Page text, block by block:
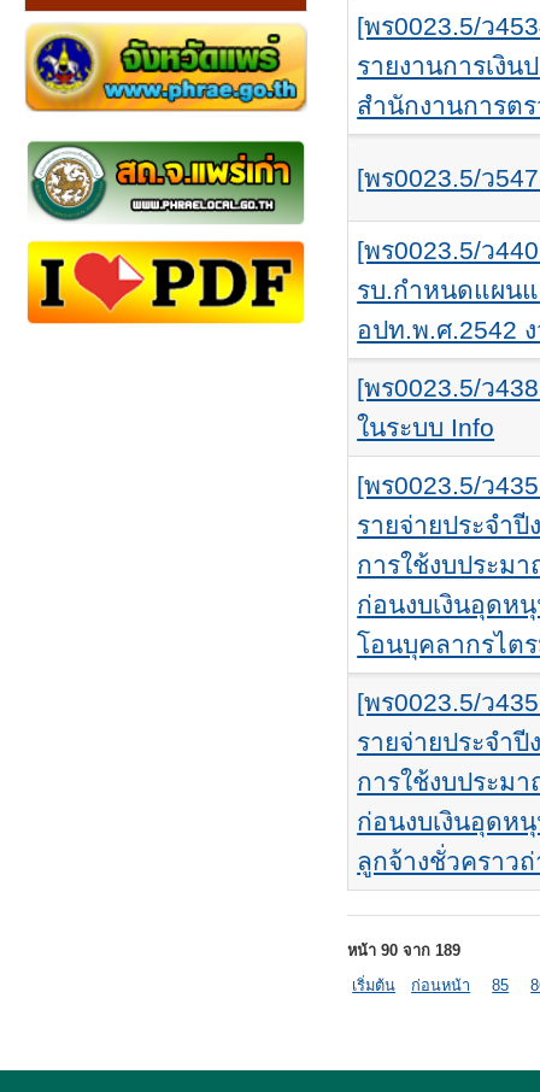
[พร0023.5/ว
รายงานการเงิ
สำนักงานการต
[พร0023.5/ว
[พร0023.5/ว
รบ.กำหนดแผน
อปท.พ.ศ.2542
[พร0023.5/ว
ในระบบ Info
[พร0023.5/ว
รายจ่ายประจำ
การใช้งบประม
ก่อนงบเงินอุดห
โอนบุคลากรไต
[พร0023.5/ว
รายจ่ายประจำ
การใช้งบประม
ก่อนงบเงินอุดห
ลูกจ้างชั่วคราว
หน้า 90 จาก 189
เริ่มต้น
ก่อนหน้า 85